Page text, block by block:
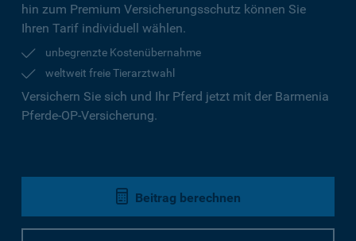
hin zum Premium Versicherungsschutz können Sie
Ihren Tarif individuell wählen.
unbegrenzte Kostenübernahme
weltweit freie Tierarztwahl
Versichern Sie sich und Ihr Pferd jetzt mit der Barmenia
Pferde-OP-Versicherung.
Beitrag berechnen